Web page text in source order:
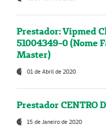
Prestador: Vipmed
51004349-0 (Nome
Master)
01 de Abril de 2020
Prestador CENTRO
15 de Janeiro de 2020